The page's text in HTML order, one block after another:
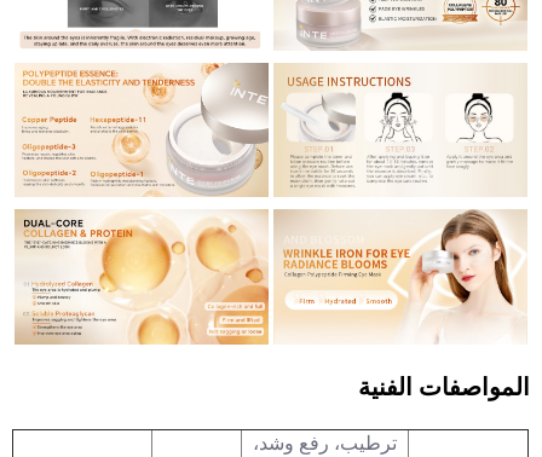
المواصفات الفنية
ترطيب، رفع وشد،